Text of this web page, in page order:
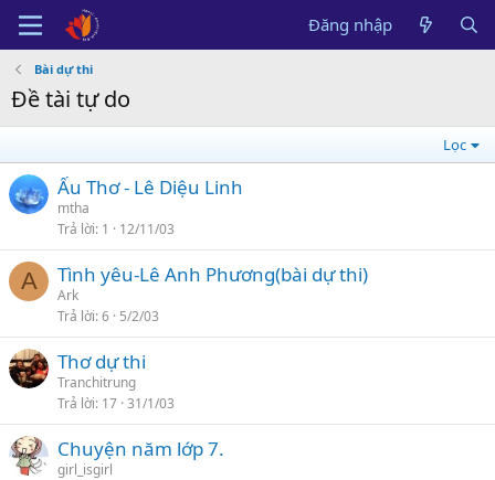
Đăng nhập
Bài dự thi
Đề tài tự do
Lọc
Ấu Thơ - Lê Diệu Linh
mtha
Trả lời 1 12/11/03
A Tình yêu-Lê Anh Phương(bài dự thi)
Ark
Trả lời 6 5/2/03
Thơ dự thi
Tranchitrung
Trả lời 17 31/1/03
Chuyện năm lớp 7.
girl_isgirl